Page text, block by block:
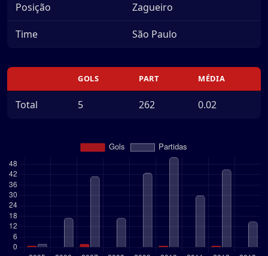
Posição Zagueiro
Time São Paulo
GOLS PART MÉDIA
Total 5 262 0.02